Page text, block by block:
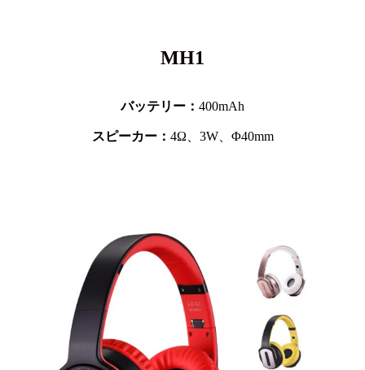
MH1
バッテリー： 400mAh
スピーカー： 4Ω、3W、Φ40mm